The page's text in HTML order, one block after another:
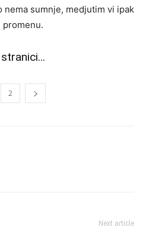
nema sumnje, medjutim vi ipak
promenu.
2
Next article